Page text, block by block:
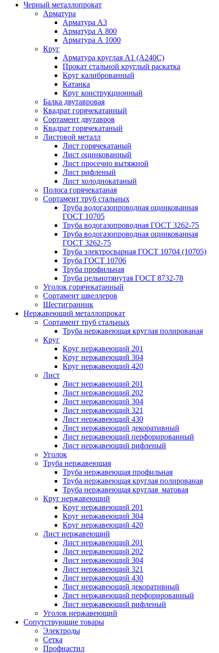
Черный металлопрокат
Арматура
Арматура А3
Арматура А 800
Арматура А 1000
Круг
Арматура круглая А1 (А240C)
Прокат стальной круглый раскатка
Круг калиброванный
Катанка
Круг конструкционный
Балка двутавровая
Квадрат горячекатанный
Сортамент двутавров
Квадрат горячекатаный
Листовой металл
Лист горячекатаный
Лист оцинкованный
Лист просечно вытяжной
Лист рифленый
Лист холоднокатаный
Полоса горячекатаная
Сортамент труб стальных
Труба водогазопроводная оцинкованная
ГОСТ 10705
Труба водогазопроводная ГОСТ 3262-75
Труба водогазопроводная оцинкованная
ГОСТ 3262-75
Труба электросварная ГОСТ 10704 (10705)
Труба ГОСТ 10706
Труба профильная
Труба цельнотянутая ГОСТ 8732-78
Уголок горячекатанный
Сортамент швеллеров
Шестигранник
Нержавеющий металлопрокат
Сортамент труб стальных
Труба нержавеющая круглая полированая
Круг
Круг нержавеющий 201
Круг нержавеющий 304
Круг нержавеющий 420
Лист
Лист нержавеющий 201
Лист нержавеющий 202
Лист нержавеющий 304
Лист нержавеющий 321
Лист нержавеющий 430
Лист нержавеющий декоративный
Лист нержавеющий перфорированный
Лист нержавеющий рифленый
Уголок
Труба нержавеющая
Труба нержавеющая профильная
Труба нержавеющая круглая полированая
Труба нержавеющая круглая матовая
Круг нержавеющий
Круг нержавеющий 201
Круг нержавеющий 304
Круг нержавеющий 420
Лист нержавеющий
Лист нержавеющий 201
Лист нержавеющий 202
Лист нержавеющий 304
Лист нержавеющий 321
Лист нержавеющий 430
Лист нержавеющий декоративный
Лист нержавеющий перфорированный
Лист нержавеющий рифленый
Уголок нержавеющий
Cопутствующие товары
Электроды
Сетка
Профнастил